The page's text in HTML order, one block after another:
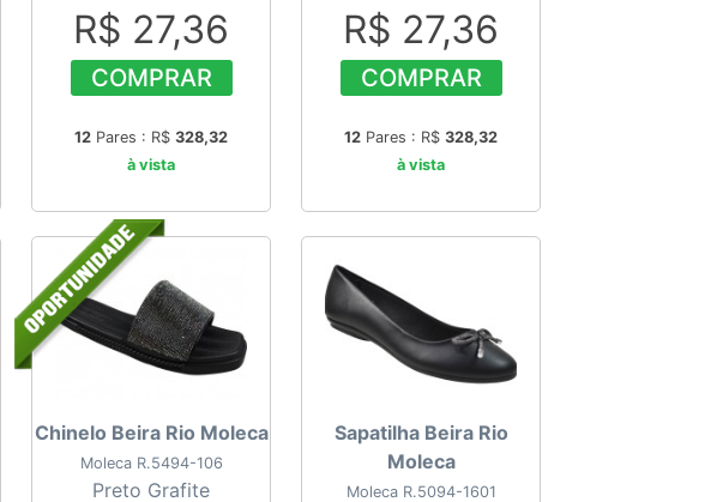
R$ 27,36
COMPRAR
12 Pares : R$ 328,32
à vista
R$ 27,36
COMPRAR
12 Pares : R$ 328,32
à vista
Chinelo Beira Rio Moleca
Moleca R.5494-106
Preto Grafite
Sapatilha Beira Rio
Moleca
Moleca R.5094-1601